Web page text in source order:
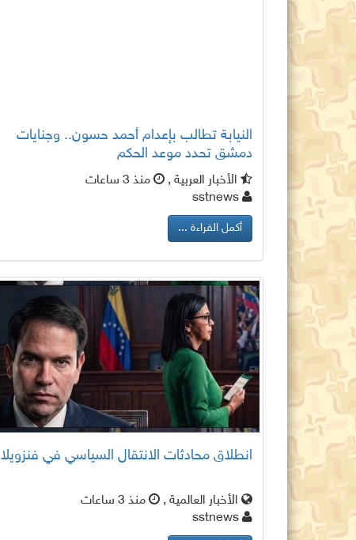
النيابة تطالب بإعدام أحمد حسون.. وجنايات
دمشق تحدد موعد الحكم
الأخبار العربية ,
منذ 3 ساعات
أكمل القراءة ...
انطلاق محادثات الانتقال السياسي في فنزويلا
الأخبار العالمية ,
منذ 3 ساعات